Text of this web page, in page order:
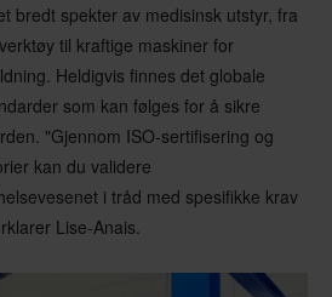
bredt spekter av medisinsk utstyr, fra
til kraftige maskiner for
Heldigvis finnes det globale
som kan følges for å sikre
"Gjennom ISO-sertifisering og
kan du validere
i tråd med spesifikke krav
Lise-Anais.